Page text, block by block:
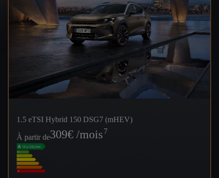
1.5 eTSI Hybrid 150 DSG7 (mHEV)
À partir de309€ /mois7